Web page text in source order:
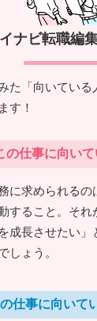
ナビ転職編
た「向いている
す！
の仕事に向いて
に求められるの
すること。それ
成長させたい
しょう。
仕事に向いて